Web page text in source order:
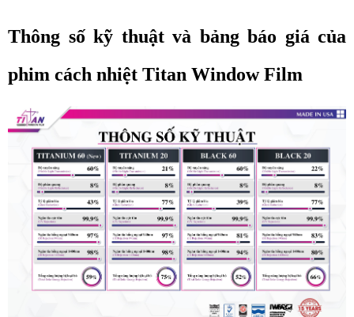
Thông số kỹ thuật và bảng báo giá của
phim cách nhiệt Titan Window Film